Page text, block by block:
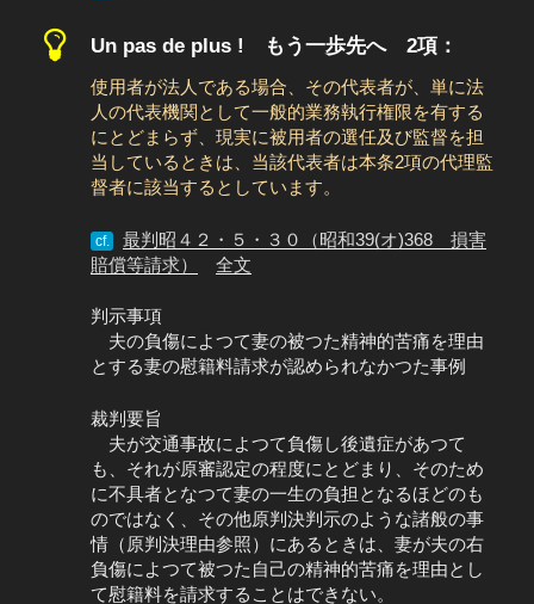
Un pas de plus ! もう一歩先へ 2項：
使用者が法人である場合、その代表者が、単に法
人の代表機関として一般的業務執行権限を有する
にとどまらず、現実に被用者の選任及び監督を担
当しているときは、当該代表者は本条2項の代理監
督者に該当するとしています。
cf.
最判昭４２・５・３０（昭和39(オ)368 損害
賠償等請求）
全文
判示事項
夫の負傷によつて妻の被つた精神的苦痛を理由
とする妻の慰籍料請求が認められなかつた事例
裁判要旨
夫が交通事故によつて負傷し後遺症があつて
も、それが原審認定の程度にとどまり、そのため
に不具者となつて妻の一生の負担となるほどのも
のではなく、その他原判決判示のような諸般の事
情（原判決理由参照）にあるときは、妻が夫の右
負傷によつて被つた自己の精神的苦痛を理由とし
て慰籍料を請求することはできない。